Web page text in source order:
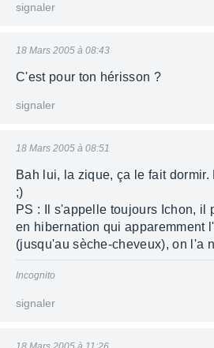
signaler
18 Mars 2005 à 08:43
C'est pour ton hérisson ?
signaler
18 Mars 2005 à 08:51
Bah lui, la zique, ça le fait
;)
PS : Il s'appelle toujours Ichon, il
en hibernation qui apparemment
(jusqu'au sèche-cheveux), on l'a
Incognito
signaler